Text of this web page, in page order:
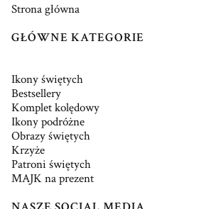
Strona główna
GŁÓWNE KATEGORIE
Ikony świętych
Bestsellery
Komplet kolędowy
Ikony podróżne
Obrazy świętych
Krzyże
Patroni świętych
MAJK na prezent